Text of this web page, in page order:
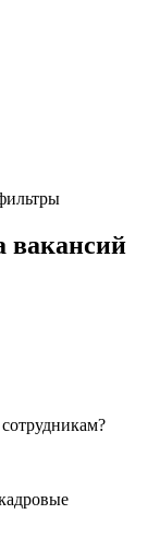
вакансий